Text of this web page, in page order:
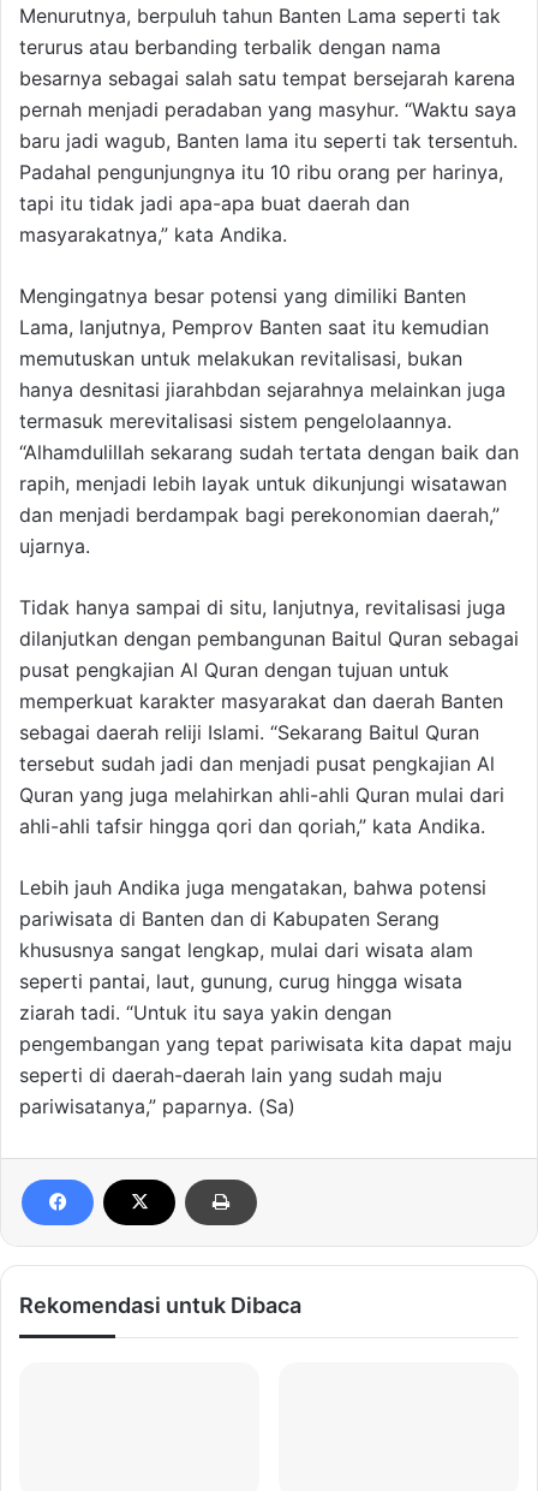
Menurutnya, berpuluh tahun Banten Lama seperti tak
terurus atau berbanding terbalik dengan nama
besarnya sebagai salah satu tempat bersejarah karena
pernah menjadi peradaban yang masyhur. “Waktu saya
baru jadi wagub, Banten lama itu seperti tak tersentuh.
Padahal pengunjungnya itu 10 ribu orang per harinya,
tapi itu tidak jadi apa-apa buat daerah dan
masyarakatnya,” kata Andika.
Mengingatnya besar potensi yang dimiliki Banten
Lama, lanjutnya, Pemprov Banten saat itu kemudian
memutuskan untuk melakukan revitalisasi, bukan
hanya desnitasi jiarahbdan sejarahnya melainkan juga
termasuk merevitalisasi sistem pengelolaannya.
“Alhamdulillah sekarang sudah tertata dengan baik dan
rapih, menjadi lebih layak untuk dikunjungi wisatawan
dan menjadi berdampak bagi perekonomian daerah,”
ujarnya.
Tidak hanya sampai di situ, lanjutnya, revitalisasi juga
dilanjutkan dengan pembangunan Baitul Quran sebagai
pusat pengkajian Al Quran dengan tujuan untuk
memperkuat karakter masyarakat dan daerah Banten
sebagai daerah reliji Islami. “Sekarang Baitul Quran
tersebut sudah jadi dan menjadi pusat pengkajian Al
Quran yang juga melahirkan ahli-ahli Quran mulai dari
ahli-ahli tafsir hingga qori dan qoriah,” kata Andika.
Lebih jauh Andika juga mengatakan, bahwa potensi
pariwisata di Banten dan di Kabupaten Serang
khususnya sangat lengkap, mulai dari wisata alam
seperti pantai, laut, gunung, curug hingga wisata
ziarah tadi. “Untuk itu saya yakin dengan
pengembangan yang tepat pariwisata kita dapat maju
seperti di daerah-daerah lain yang sudah maju
pariwisatanya,” paparnya. (Sa)
Rekomendasi untuk Dibaca